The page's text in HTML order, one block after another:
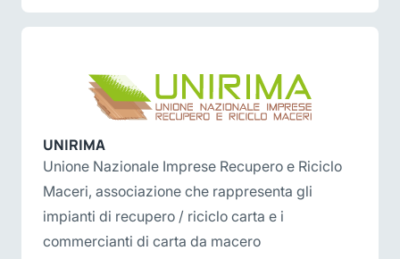
UNIRIMA
Unione Nazionale Imprese Recupero e Riciclo
Maceri, associazione che rappresenta gli
impianti di recupero / riciclo carta e i
commercianti di carta da macero